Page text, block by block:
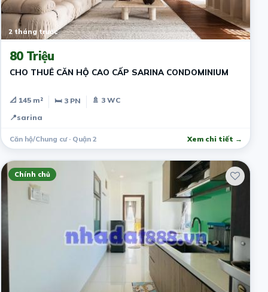
2 tháng trước
80 Triệu
CHO THUÊ CĂN HỘ CAO CẤP SARINA CONDOMINIUM
📐 145 m² 🛏 3 PN
🚿 3 WC
📍sarina
Căn hộ/Chung cư · Quận 2 Xem chi tiết →
Chính chủ